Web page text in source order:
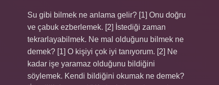
Su gibi bilmek ne anlama gelir? [1] Onu doğru
ve çabuk ezberlemek. [2] İstediği zaman
tekrarlayabilmek. Ne mal olduğunu bilmek ne
demek? [1] O kişiyi çok iyi tanıyorum. [2] Ne
kadar işe yaramaz olduğunu bildiğini
söylemek. Kendi bildiğini okumak ne demek?